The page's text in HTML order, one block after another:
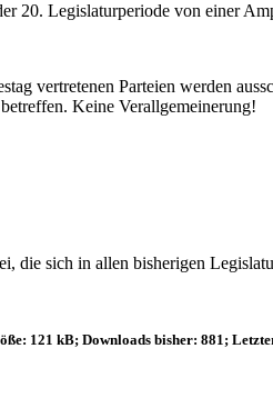
20. Legislaturperiode von einer
vertretenen Parteien werden
Keine Verallgemeinerung!
sich in allen bisherigen
121 kB; Downloads bisher: 881;